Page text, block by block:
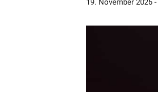
19. November 2026 -